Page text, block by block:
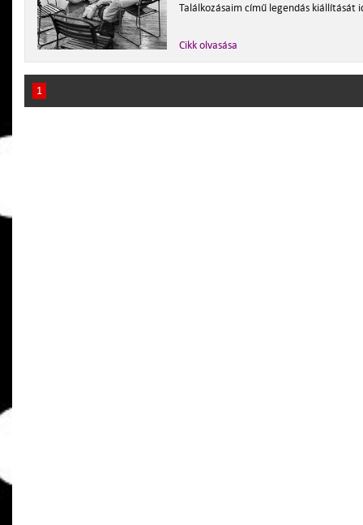
Találkozásaim című legendás kiállítását
Cikk olvasása
1